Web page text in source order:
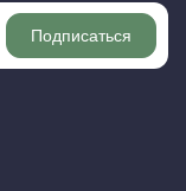
Подписаться